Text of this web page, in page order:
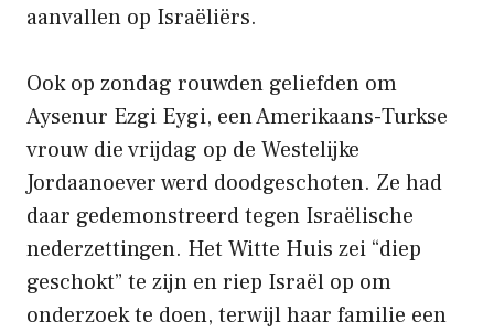
aanvallen op Israëliërs.
Ook op zondag rouwden geliefden om
Aysenur Ezgi Eygi, een Amerikaans-Turkse
vrouw die vrijdag op de Westelijke
Jordaanoever werd doodgeschoten. Ze had
daar gedemonstreerd tegen Israëlische
nederzettingen. Het Witte Huis zei “diep
geschokt” te zijn en riep Israël op om
onderzoek te doen, terwijl haar familie een